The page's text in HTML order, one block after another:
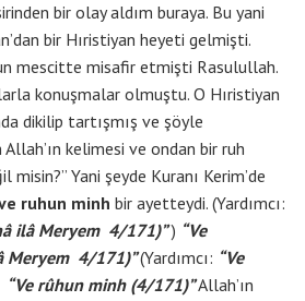
bir olay aldım buraya. Bu yani
bir Hıristiyan heyeti gelmişti.
mescitte misafir etmişti Rasulullah.
konuşmalar olmuştu. O Hıristiyan
dikilip tartışmış ve şöyle
Allah’ın kelimesi ve ondan bir ruh
Yani şeyde Kuranı Kerim’de
ruhun minh bir ayetteydi. (Yardımcı:
ilâ Meryem 4/171)”) “Ve
Meryem 4/171)”(Yardımcı: “Ve
“Ve rûhun minh (4/171)”Allah’ın